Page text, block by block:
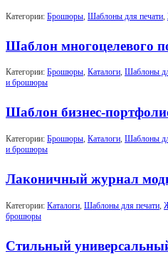
Категории: Брошюры Шаблоны для печати
Шаблон многоцелевого
Категории: Брошюры, Каталоги, Шаблоны
и брошюры
Шаблон бизнес-
Категории: Брошюры, Каталоги, Шаблоны
и брошюры
Лаконичный журнал
Категории: Каталоги Шаблоны для печати
брошюры
Стильный